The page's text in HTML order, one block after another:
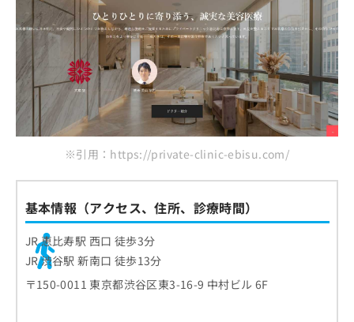
※引用：https://private-clinic-ebisu.com/
基本情報（アクセス、住所、診療時間）
JR 恵比寿駅 西口 徒歩3分
JR 渋谷駅 新南口 徒歩13分
〒150-0011 東京都渋谷区東3-16-9 中村ビル 6F